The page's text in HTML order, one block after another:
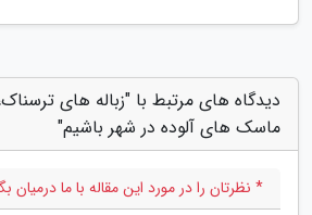
دیدگاه های مرتبط با "زباله های
ماسک های آلوده در شهر باشیم"
* نظرتان را در مورد این مقاله با ما درمیان